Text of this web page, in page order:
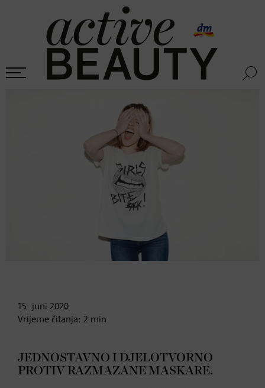
15. juni 2020
Vrijeme čitanja: 2 min
JEDNOSTAVNO I DJELOTVORNO
PROTIV RAZMAZANE MASKARE.